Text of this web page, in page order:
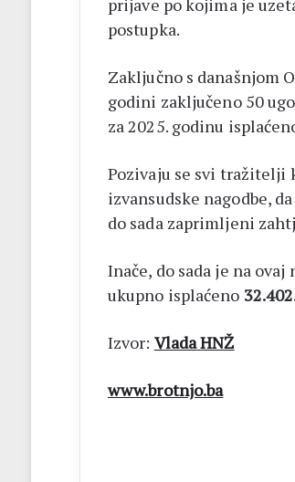
postupka.
Zaključno s današnjom
godini zaključeno 50
za 2025. godinu
Pozivaju se svi
izvansudske nagodbe,
do sada zaprimljeni
Inače, do sada je na ovaj
ukupno isplaćeno
Izvor: VladaHNŽ
www.brotnjo.ba